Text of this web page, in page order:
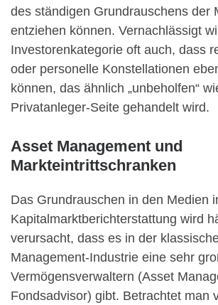
des ständigen Grundrauschens der
entziehen können. Vernachlässigt
Investorenkategorie oft auch, dass
oder personelle Konstellationen
können, das ähnlich „unbeholfen“
Privatanleger-Seite gehandelt wird.
Asset Management und
Markteintrittschranken
Das Grundrauschen in den Medien
Kapitalmarktberichterstattung wird
verursacht, dass es in der
Management-Industrie eine sehr
Vermögensverwaltern (Asset
Fondsadvisor) gibt. Betrachtet man